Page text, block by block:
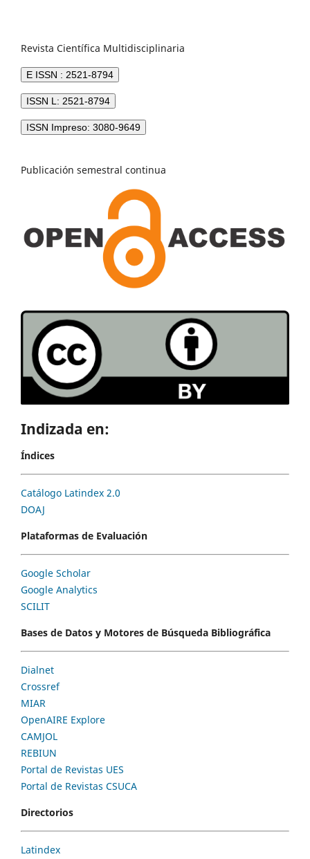
Revista Científica Multidisciplinaria
E ISSN : 2521-8794
ISSN L: 2521-8794
ISSN Impreso: 3080-9649
Publicación semestral continua
Indizada en:
Índices
Catálogo Latindex 2.0
DOAJ
Plataformas de Evaluación
Google Scholar
Google Analytics
SCILIT
Bases de Datos y Motores de Búsqueda Bibliográfica
Dialnet
Crossref
MIAR
OpenAIRE Explore
CAMJOL
REBIUN
Portal de Revistas UES
Portal de Revistas CSUCA
Directorios
Latindex